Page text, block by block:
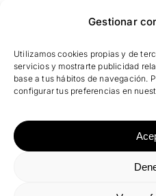
Gestionar
Utilizamos cookies propias y de
servicios y mostrarte publicidad
base a tus hábitos de navegación.
configurar tus preferencias en
obteniendo una
atemporal y
por la “D” inicial de